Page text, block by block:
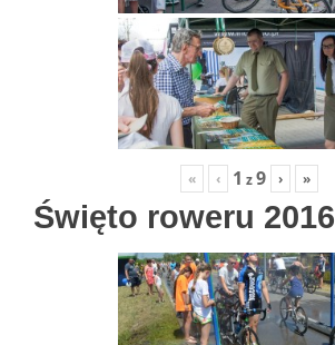
« ‹ 1 z9 › »
Święto roweru 2016